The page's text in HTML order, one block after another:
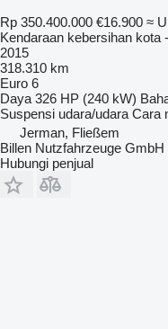
Rp 350.400.000 €16.900 ≈
Kendaraan kebersihan kota
2015
318.310 km
Euro 6
Daya 326 HP (240 kW)
Suspensi udara/udara Cara
Jerman, Fließem
Billen Nutzfahrzeuge GmbH
Hubungi penjual